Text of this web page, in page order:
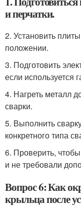
и перчатки.
2. Установить
положении.
3. Подготовить
если используется
4. Нагреть металл
сварки.
5. Выполнить
конкретного типа
6. Проверить,
и не требовали
Вопрос 6: Как
крыльца после